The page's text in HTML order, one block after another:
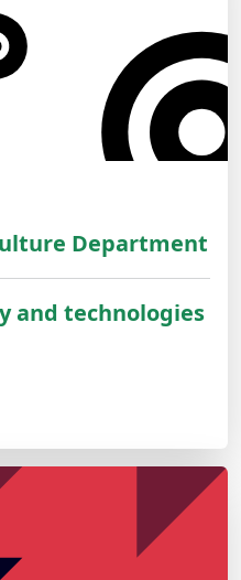
Department
and technologies